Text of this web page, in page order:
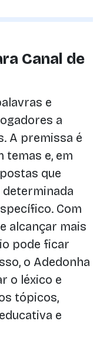
Canal de
e
a
A premissa é
temas e, em
que
Com
alcançar mais
pode ficar
o Adedonha
o léxico e
tópicos,
e